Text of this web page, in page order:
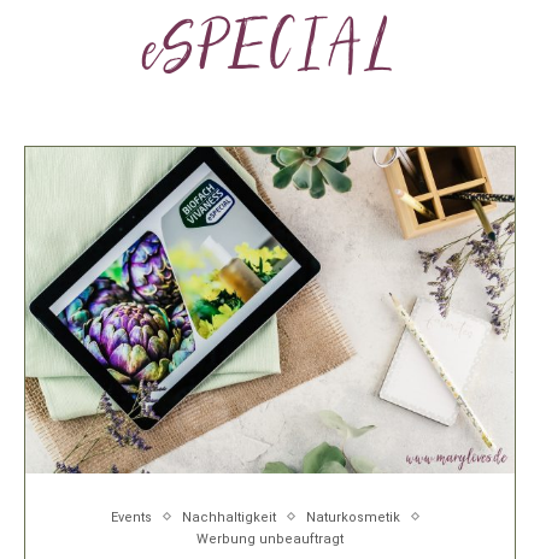
eSPECIAL
Events Nachhaltigkeit
Naturkosmetik
Werbung unbeauftragt